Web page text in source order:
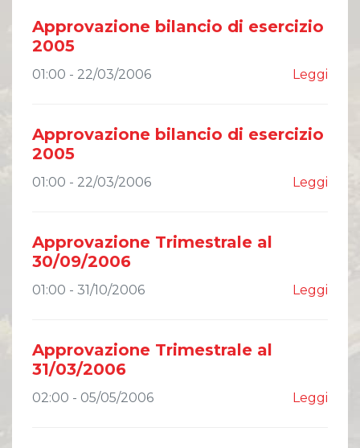
Approvazione bilancio di esercizio
2005
01:00 - 22/03/2006 Leggi
Approvazione bilancio di esercizio
2005
01:00 - 22/03/2006 Leggi
Approvazione Trimestrale al
30/09/2006
01:00 - 31/10/2006 Leggi
Approvazione Trimestrale al
31/03/2006
02:00 - 05/05/2006 Leggi